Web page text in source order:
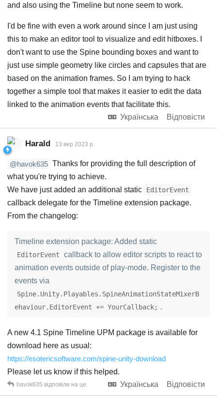
and also using the Timeline but none seem to work.
I'd be fine with even a work around since I am just using
this to make an editor tool to visualize and edit hitboxes. I
don't want to use the Spine bounding boxes and want to
just use simple geometry like circles and capsules that are
based on the animation frames. So I am trying to hack
together a simple tool that makes it easier to edit the data
linked to the animation events that facilitate this.
Українська
Відповісти
Harald 13 вер 2023 р.
@havok635 Thanks for providing the full description of
what you're trying to achieve.
We have just added an additional static
EditorEvent
callback delegate for the Timeline extension package.
From the changelog:
Timeline extension package: Added static
EditorEvent
callback to allow editor scripts to react to
animation events outside of play-mode. Register to the
events via
Spine.Unity.Playables.SpineAnimationStateMixerB
ehaviour.EditorEvent += YourCallback; .
A new 4.1 Spine Timeline UPM package is available for
download here as usual:
https://esotericsoftware.com/spine-unity-download
Please let us know if this helped.
Українська
Відповісти
havok635 відповіли на це.